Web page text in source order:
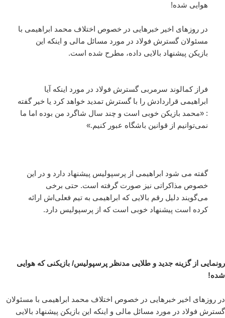
هوایی شده!
در روزهای اخیر خبرهایی در خصوص اختلاف محمد ابراهیمی با
مسئولان گسترش فولاد در مورد مسائل مالی و اینکه این
بازیکن پیشنهاد بالایی داده، مطرح شده است.
فراز کمالوند سرمربی گسترش فولاد در مورد اینکه آیا
ابراهیمی قراردادش را با گسترش تمدید خواهد کرد یا خیر گفته
: «محمد بازیکن خوبی است و چند سال شاگرد من بوده اما ما
نمی‌توانیم از قوانین باشگاه عبور کنیم.»
گفته می شود ابراهیمی از پرسپولیس پیشنهاد دارد و در این
خصوص مذاکراتی نیز صورت گرفته است. حتی برخی
می‌گویند دلیل رقم بالایی که ابراهیمی به تیم فعلی‌اش ارائه
کرده است پیشنهاد خوبی است که از پرسپولیس دارد.
رونمایی از گزینه جدید و طلایی مدنظر پرسپولیس/ بازیکنی که هوایی
شده!
در روزهای اخیر خبرهایی در خصوص اختلاف محمد ابراهیمی با مسئولان
گسترش فولاد در مورد مسائل مالی و اینکه این بازیکن پیشنهاد بالایی